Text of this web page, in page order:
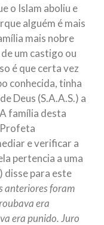
o Islam aboliu e
alguém é mais
mais nobre
um castigo ou
é que certa vez
conhecida, tinha
Deus (S.A.A.S.) a
família desta
e verificar a
pertencia a uma
disse para este
anteriores foram
era
era punido. Juro